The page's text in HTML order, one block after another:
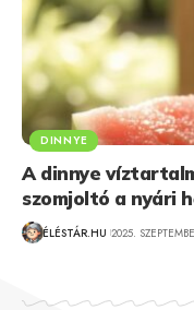
DINNYE
A dinnye
szomjoltó a nyári
ÉLÉSTÁR.HU 2025.